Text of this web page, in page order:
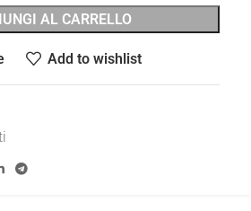
AL CARRELLO
Add to wishlist